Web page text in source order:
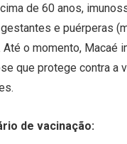
de 60 anos,
e puérperas
o momento, Macaé
que protege contra a
de vacinação: